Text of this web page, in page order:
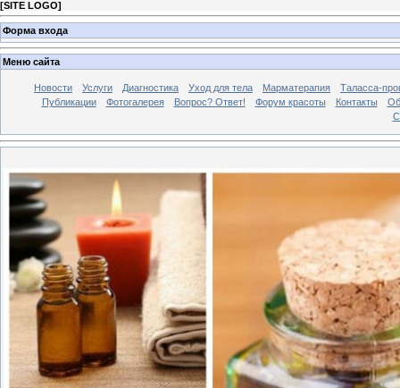
[SITE LOGO]
Форма входа
Меню сайта
Новости Услуги Диагностика Уход для тела Марматерапия
Таласса-
Публикации
Фотогалерея Вопрос? Ответ! Форум красоты Контакты